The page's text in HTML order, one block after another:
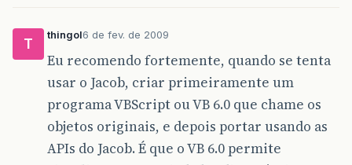
T
thingol6 de fev. de 2009
Eu recomendo fortemente, quando se tenta
usar o Jacob, criar primeiramente um
programa VBScript ou VB 6.0 que chame os
objetos originais, e depois portar usando as
APIs do Jacob. É que o VB 6.0 permite